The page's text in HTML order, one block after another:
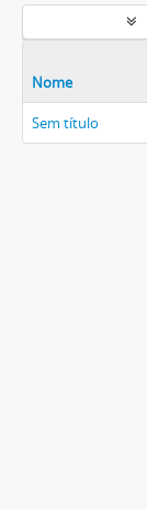
Nome
Sem título